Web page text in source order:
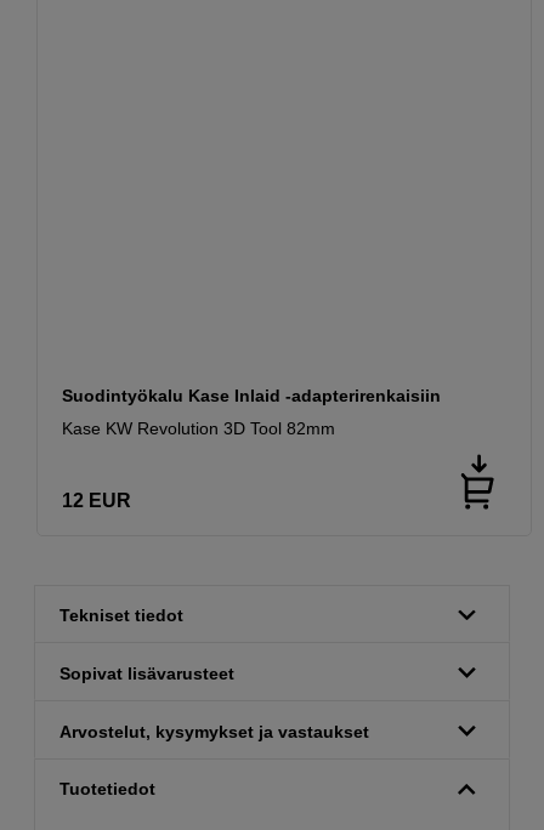
Suodin­työkalu Kase Inlaid -adapterirenkaisiin
Kase KW Revolution 3D Tool 82mm
12 EUR
Tekniset tiedot
Sopivat lisävarusteet
Arvostelut, kysymykset ja vastaukset
Tuotetiedot